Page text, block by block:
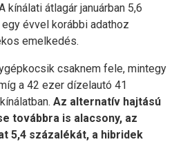
kínálati átlagár januárban 5,6
évvel korábbi adathoz
emelkedés.
csaknem fele, mintegy
a 42 ezer dízelautó 41
Az alternatív hajtású
továbbra is alacsony, az
5,4 százalékát, a hibridek